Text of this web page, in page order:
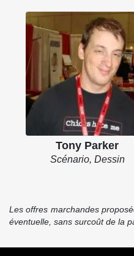
Tony Parker
Scénario, Dessin
Les offres marchandes
éventuelle, sans surcoût de la